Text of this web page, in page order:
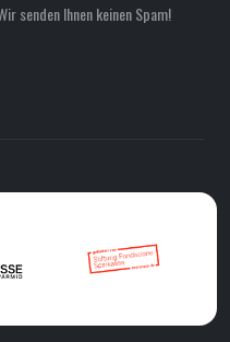
senden Ihnen keinen Spam!